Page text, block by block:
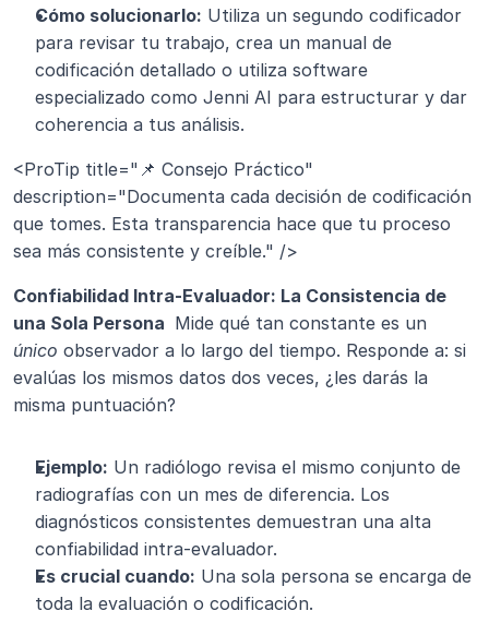
Cómo solucionarlo: Utiliza un segundo codificador
para revisar tu trabajo, crea un manual de
codificación detallado o utiliza software
especializado como Jenni AI para estructurar y dar
coherencia a tus análisis.
<ProTip title="📌 Consejo Práctico"
description="Documenta cada decisión de codificación
que tomes. Esta transparencia hace que tu proceso
sea más consistente y creíble." />
Confiabilidad Intra-Evaluador: La Consistencia de
una Sola Persona
único observador a lo largo del tiempo. Responde a: si
evalúas los mismos datos dos veces, ¿les darás la
misma puntuación?
Ejemplo: Un radiólogo revisa el mismo conjunto de
radiografías con un mes de diferencia. Los
diagnósticos consistentes demuestran una alta
confiabilidad intra-evaluador.
Es crucial cuando: Una sola persona se encarga de
toda la evaluación o codificación.